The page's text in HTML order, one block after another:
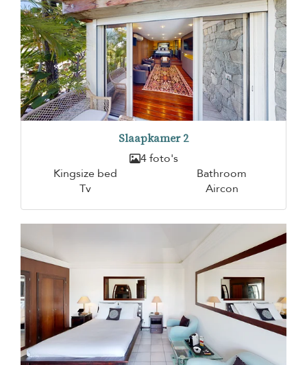
Slaapkamer 2
4 foto's
Kingsize bed
Bathroom
Tv
Aircon